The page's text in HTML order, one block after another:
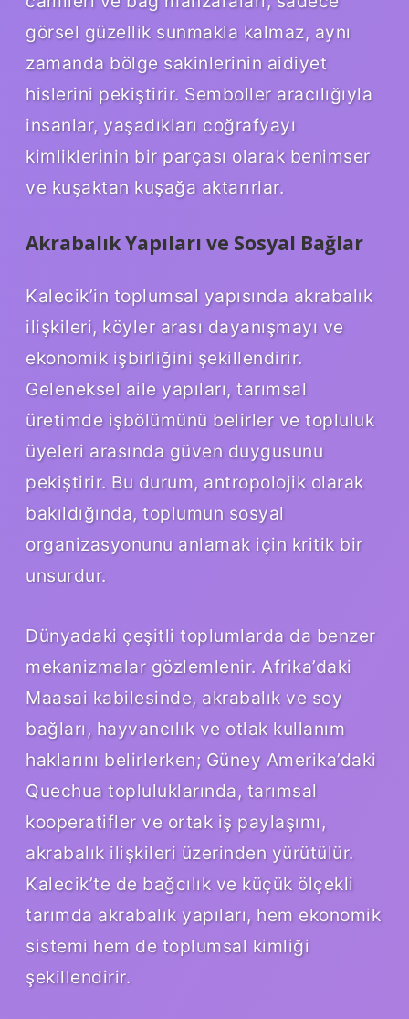
görsel güzellik sunmakla kalmaz, aynı
zamanda bölge sakinlerinin aidiyet
hislerini pekiştirir. Semboller aracılığıyla
insanlar, yaşadıkları coğrafyayı
kimliklerinin bir parçası olarak benimser
ve kuşaktan kuşağa aktarırlar.
Akrabalık Yapıları ve Sosyal Bağlar
Kalecik’in toplumsal yapısında akrabalık
ilişkileri, köyler arası dayanışmayı ve
ekonomik işbirliğini şekillendirir.
Geleneksel aile yapıları, tarımsal
üretimde işbölümünü belirler ve topluluk
üyeleri arasında güven duygusunu
pekiştirir. Bu durum, antropolojik olarak
bakıldığında, toplumun sosyal
organizasyonunu anlamak için kritik bir
unsurdur.
Dünyadaki çeşitli toplumlarda da benzer
mekanizmalar gözlemlenir. Afrika’daki
Maasai kabilesinde, akrabalık ve soy
bağları, hayvancılık ve otlak kullanım
haklarını belirlerken; Güney Amerika’daki
Quechua topluluklarında, tarımsal
kooperatifler ve ortak iş paylaşımı,
akrabalık ilişkileri üzerinden yürütülür.
Kalecik’te de bağcılık ve küçük ölçekli
tarımda akrabalık yapıları, hem ekonomik
sistemi hem de toplumsal kimliği
şekillendirir.